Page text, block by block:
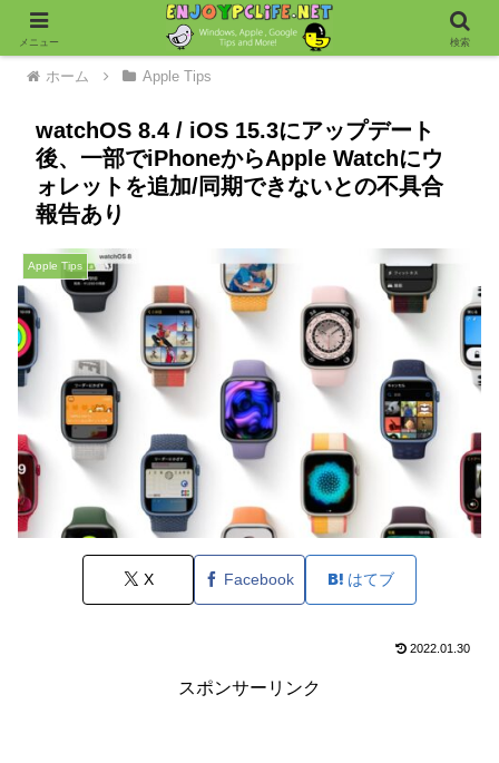
ホーム Apple Tips
watchOS 8.4 / iOS 15.3にアップデート
後、一部でiPhoneからApple Watchにウ
ォレットを追加/同期できないとの不具合
報告あり
Apple Tips
X Facebook はてブ
2022.01.30
スポンサーリンク
メニュー 検索